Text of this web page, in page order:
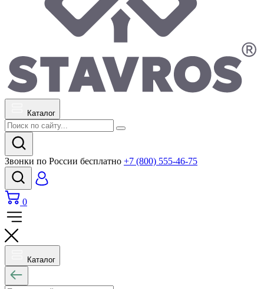
Каталог
Звонки по России бесплатно +7 (800) 555-46-75
0
Каталог